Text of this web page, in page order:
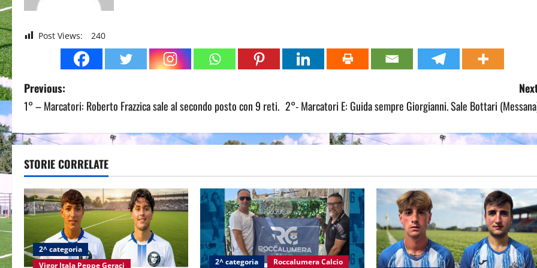
Post Views: 240
P
o
s
t
n
a
v
Previous:
1° – Marcatori: Roberto Frazzica sale al secondo posto con 9 reti. 2°- Marcatori E: Guida sempre Giorgianni. Sale Bottari
STORIE CORRELATE
2^ categoria
Vigor Itala Peppe Geraci
2^ categoria Roccalumera Calcio